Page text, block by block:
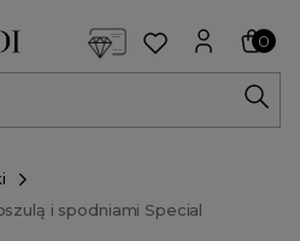
0
i spodniami Special